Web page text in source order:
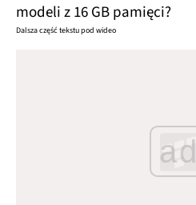
modeli z 16 GB pamięci?
Dalsza część tekstu pod wideo
ad